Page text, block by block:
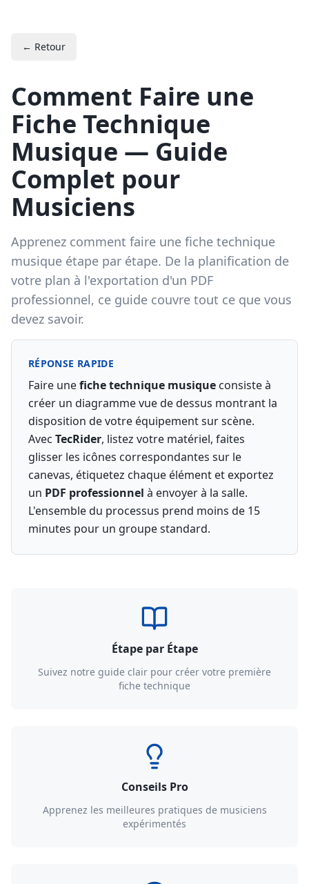
← Retour
Comment Faire une
Fiche Technique
Musique — Guide
Complet pour
Musiciens
Apprenez comment faire une fiche technique
musique étape par étape. De la planification de
votre plan à l'exportation d'un PDF
professionnel, ce guide couvre tout ce que vous
devez savoir.
RÉPONSE RAPIDE
Faire unefiche technique musique consiste à
créer un diagramme vue de dessus montrant la
disposition de votre équipement sur scène.
Avec TecRider, listez votre matériel, faites
glisser les icônes correspondantes sur le
canevas, étiquetez chaque élément et exportez
un PDF professionnel à envoyer à la salle.
L'ensemble du processus prend moins de 15
minutes pour un groupe standard.
Étape par Étape
Suivez notre guide clair pour créer votre première
fiche technique
Conseils Pro
Apprenez les meilleures pratiques de musiciens
expérimentés